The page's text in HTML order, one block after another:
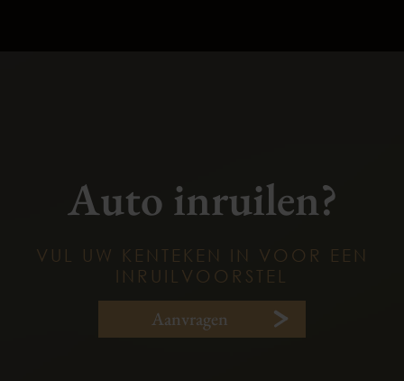
Auto inruilen?
VUL UW KENTEKEN IN VOOR EEN
INRUILVOORSTEL
Aanvragen